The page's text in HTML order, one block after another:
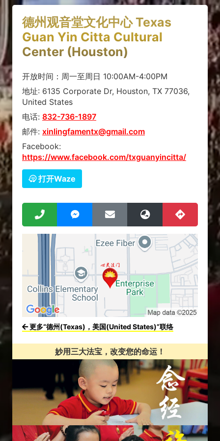
德州观音堂文化中心 Texas
Guan Yin Citta Cultural
Center (Houston)
开放时间：周一至周日 10:00AM-4:00PM
地址: 6135 Corporate Dr, Houston, TX 77036,
United States
电话: 832-736-1897
邮件: xinlingfamentx@gmail.com
Facebook:
https://www.facebook.com/txguanyincitta/
打开Waze
更多“德州(Texas)，美国(United States)”联络
妙用三大法宝，改变您的命运！